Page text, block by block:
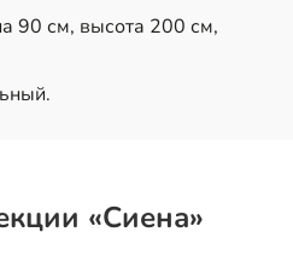
90 см, высота 200 см,
«Сиена»